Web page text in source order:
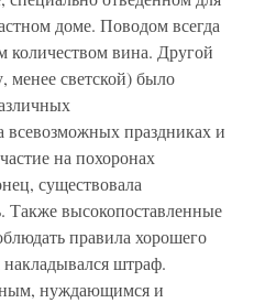
доме. Поводом всегда
количеством вина. Другой
менее светской) было
праздниках и
на похоронах
существовала
Также высокопоставленные
правила хорошего
штраф.
нуждающимся и